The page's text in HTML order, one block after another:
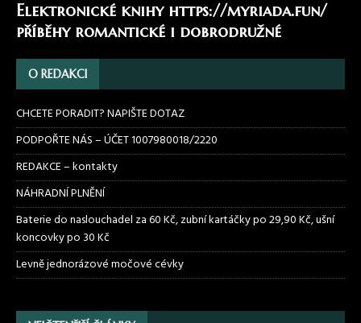
Elektronické knihy https://myriada.fun/
příběhy romantické i dobrodružné
O REDAKCI
CHCETE PORADIT? NAPIŠTE DOTAZ
PODPOŘTE NÁS – ÚČET 1007980018/2220
REDAKCE – kontakty
NÁHRADNÍ PLNĚNÍ
Baterie do naslouchadel za 60 Kč, zubní kartáčky po 29,90 Kč, ušní
koncovky po 30 Kč
Levně jednorázové močové cévky